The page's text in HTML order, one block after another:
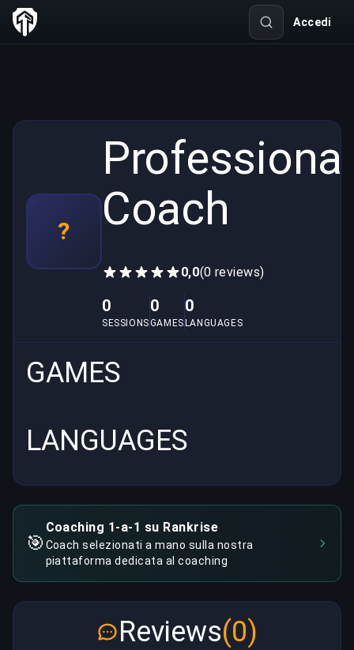
Accedi
?
Professional
Coach
0,0(0 reviews)
0
SESSIONS
0
GAMES
0
LANGUAGES
GAMES
LANGUAGES
🎯
Coaching 1-a-1 su Rankrise
Coach selezionati a mano sulla nostra
piattaforma dedicata al coaching
Reviews(0)